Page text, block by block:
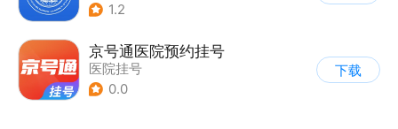
1.2
京号通医院预约挂号
医院挂号
0.0
下载